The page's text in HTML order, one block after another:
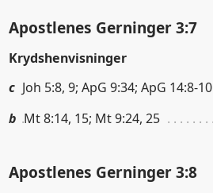
Apostlenes Gerninger 3:7
Krydshenvisninger
c Joh 5:8, 9; ApG 9:34; ApG 14:8-10
b Mt 8:14, 15; Mt 9:24, 25
Apostlenes Gerninger 3:8